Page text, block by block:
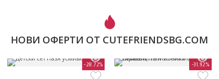
НОВИ ОФЕРТИ ОТ CUTEFRIENDSBG.COM
-28.72% -31.92%